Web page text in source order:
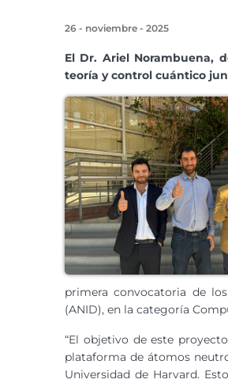
26 - noviembre - 2025
El Dr. Ariel Norambuena,
teoría y control cuántico
primera convocatoria de
(ANID), en la categoría
“El objetivo de este
plataforma de átomos
Universidad de Harvard.